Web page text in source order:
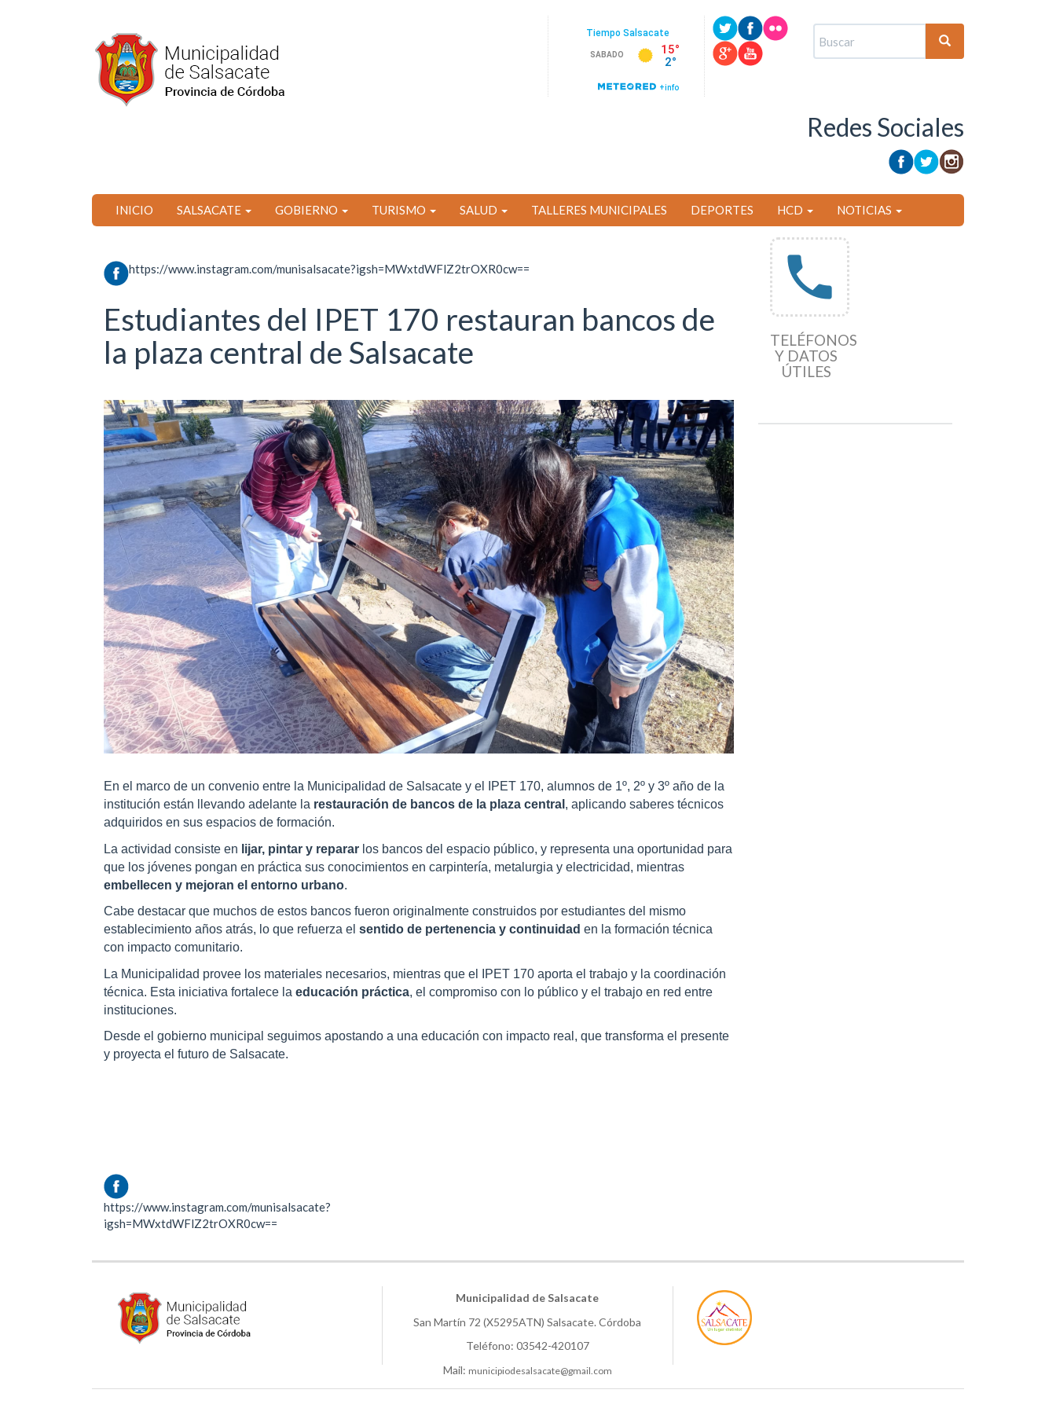
Formulario
de
Redes Sociales
INICIO SALSACATE GOBIERNO TURISMO SALUD TALLERES MUNICIPALES DEPORTES HCD NOTICIAS
https://www.instagram.com/munisalsacate?igsh=MWxtdWFlZ2trOXR0cw==
Estudiantes del IPET 170 restauran bancos de
la plaza central de Salsacate
En el marco de un convenio entre la Municipalidad de Salsacate y el IPET 170, alumnos de 1º, 2º y 3º año de la
institución están llevando adelante la restauración de bancos de la plaza central , aplicando saberes técnicos
adquiridos en sus espacios de formación.
La actividad consiste en lijar, pintar y reparar los bancos del espacio público, y representa una oportunidad para
que los jóvenes pongan en práctica sus conocimientos en carpintería, metalurgia y electricidad, mientras
embellecen y mejoran el entorno urbano.
Cabe destacar que muchos de estos bancos fueron originalmente construidos por estudiantes del mismo
establecimiento años atrás, lo que refuerza el sentido de pertenencia y continuidad en la formación técnica
con impacto comunitario.
La Municipalidad provee los materiales necesarios, mientras que el IPET 170 aporta el trabajo y la coordinación
técnica. Esta iniciativa fortalece la educación práctica, el compromiso con lo público y el trabajo en red entre
instituciones.
Desde el gobierno municipal seguimos apostando a una educación con impacto real, que transforma el presente
y proyecta el futuro de Salsacate.
phone
TELÉFONOS
Y DATOS
ÚTILES
https://www.instagram.com/munisalsacate?
igsh=MWxtdWFlZ2trOXR0cw==
Municipalidad de Salsacate
San Martín 72 (X5295ATN) Salsacate. Córdoba
Teléfono: 03542-420107
Mail: municipiodesalsacate@gmail.com